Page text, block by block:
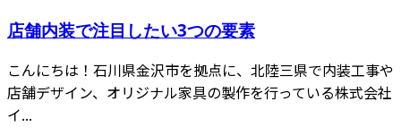
店舗内装で注目したい3つの要素
こんにちは！石川県金沢市を拠点に、北陸三県で内装工事や
店舗デザイン、オリジナル家具の製作を行っている株式会社
イ...